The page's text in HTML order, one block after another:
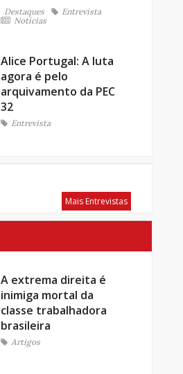
Destaques
Entrevista
Notícias
Alice Portugal: A luta
agora é pelo
arquivamento da PEC
32
Entrevista
Mais Entrevistas
A extrema direita é
inimiga mortal da
classe trabalhadora
brasileira
Artigos